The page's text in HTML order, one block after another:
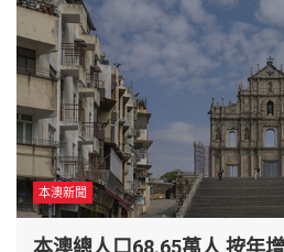
本澳新聞
本澳總人口68.65萬人 按年